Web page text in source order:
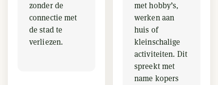
zonder de
connectie met
de stad te
verliezen.
met hobby’s,
werken aan
huis of
kleinschalige
activiteiten. Dit
spreekt met
name kopers